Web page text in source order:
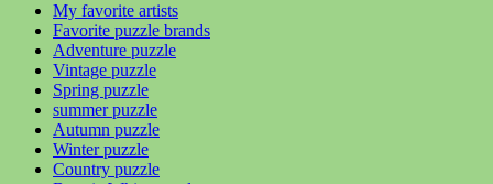
My favorite artists
Favorite puzzle brands
Adventure puzzle
Vintage puzzle
Spring puzzle
summer puzzle
Autumn puzzle
Winter puzzle
Country puzzle